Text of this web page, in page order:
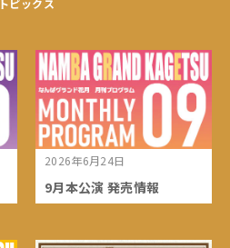
2026年6月24日
9月本公演 発売情報